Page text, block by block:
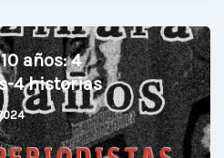
años: 4
4 historias